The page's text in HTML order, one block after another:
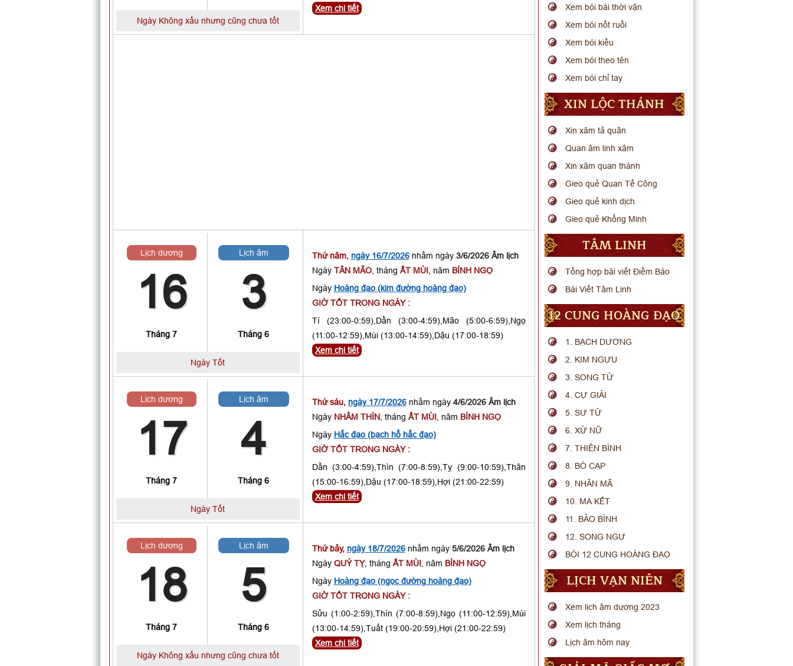
Ngày Không xấu nhưng cũng chưa tốt
Xem chi tiết
Lịch dương
16
Tháng 7
Lịch âm
3
Tháng 6
Ngày Tốt
Thứ năm, ngày 16/7/2026nhằm ngày 3/6/2026 Âm lịch
Ngày TÂN MÃO, tháng ẤT MÙI , năm BÍNH NGỌ
Ngày Hoàng đạo (kim đường hoàng đạo)
GIỜ TỐT TRONG NGÀY :
Tí (23:00-0:59),Dần (3:00-4:59),Mão (5:00-6:59),Ngọ
(11:00-12:59),Mùi (13:00-14:59),Dậu (17:00-18:59)
Xem chi tiết
Lịch dương
17
Tháng 7
Lịch âm
4
Tháng 6
Ngày Tốt
Thứ sáu, ngày 17/7/2026nhằm ngày 4/6/2026 Âm lịch
Ngày NHÂM THÌN, tháng ẤT MÙI , năm BÍNH NGỌ
Ngày Hắc đạo (bạch hổ hắc đạo)
GIỜ TỐT TRONG NGÀY :
Dần (3:00-4:59),Thìn (7:00-8:59),Tỵ (9:00-10:59),Thân
(15:00-16:59),Dậu (17:00-18:59),Hợi (21:00-22:59)
Xem chi tiết
Lịch dương
18
Tháng 7
Lịch âm
5
Tháng 6
Ngày Không xấu nhưng cũng chưa tốt
Thứ bảy, ngày 18/7/2026nhằm ngày 5/6/2026 Âm lịch
Ngày QUÝ TỴ, tháng ẤT MÙI , năm BÍNH NGỌ
Ngày Hoàng đạo (ngọc đường hoàng đạo)
GIỜ TỐT TRONG NGÀY :
Sửu (1:00-2:59),Thìn (7:00-8:59),Ngọ (11:00-12:59),Mùi
(13:00-14:59),Tuất (19:00-20:59),Hợi (21:00-22:59)
Xem chi tiết
Xem bói bài thời vận
Xem bói nốt ruồi
Xem bói kiều
Xem bói theo tên
Xem bói chỉ tay
XIN LỘC THÁNH
Xin xăm tả quân
Quan âm linh xâm
Xin xăm quan thánh
Gieo quẻ Quan Tế Công
Gieo quẻ kinh dịch
Gieo quẻ Khổng Minh
TÂM LINH
Tổng hợp bài viết Điềm Báo
Bài Viết Tâm Linh
12 CUNG HOÀNG ĐẠO
1. BẠCH DƯƠNG
2. KIM NGƯU
3. SONG TỬ
4. CỰ GIẢI
5. SƯ TỬ
6. XỬ NỮ
7. THIÊN BÌNH
8. BÒ CẠP
9. NHÂN MÃ
10. MA KẾT
11. BẢO BÌNH
12. SONG NGƯ
BÓI 12 CUNG HOÀNG ĐẠO
LỊCH VẠN NIÊN
Xem lịch âm dương 2023
Xem lịch tháng
Lịch âm hôm nay